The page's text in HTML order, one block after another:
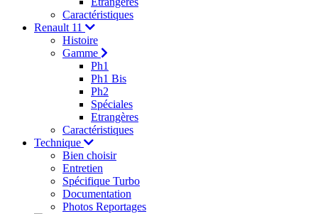
Caractéristiques
Renault 11
Histoire
Gamme
Ph1
Ph1 Bis
Ph2
Spéciales
Etrangères
Caractéristiques
Technique
Bien choisir
Entretien
Spécifique Turbo
Documentation
Photos Reportages